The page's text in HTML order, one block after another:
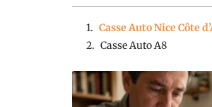
Casse Auto Nice Côte
Casse Auto A8